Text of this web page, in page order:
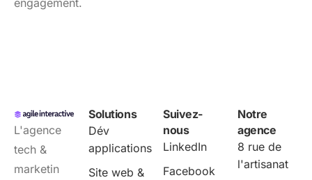
engagement.
L'agence
tech &
marketin
Solutions
Dév
applications
Site web &
Suivez-
nous
LinkedIn
Facebook
Notre
agence
8 rue de
l'artisanat